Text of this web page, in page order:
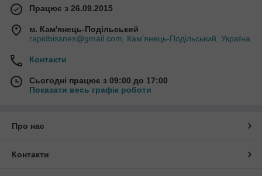
Працює з 26.09.2015
м. Кам'янець-Подільський
rapidbissnes@gmail.com, Кам'янець-Подільський, Україна
Контакти
Сьогодні працює з 09:00 до 17:00
Показати весь графік роботи
Про нас
Контакти